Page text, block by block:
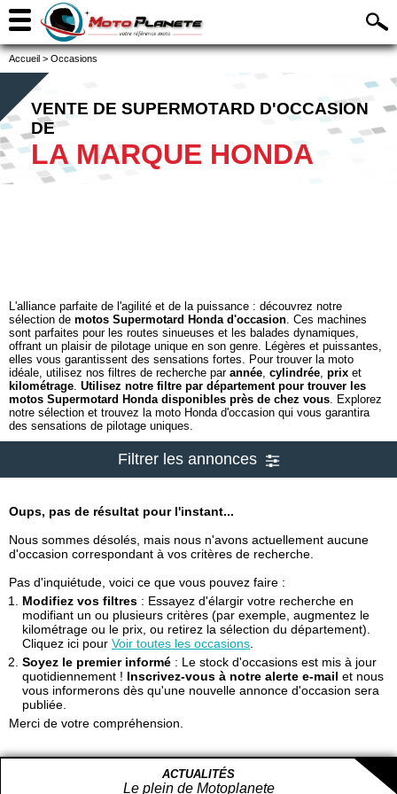
Accueil > Occasions
VENTE DE SUPERMOTARD D'OCCASION
DE
LA MARQUE HONDA
L'alliance parfaite de l'agilité et de la puissance : découvrez notre
sélection de motos Supermotard Honda d'occasion. Ces machines
sont parfaites pour les routes sinueuses et les balades dynamiques,
offrant un plaisir de pilotage unique en son genre. Légères et puissantes,
elles vous garantissent des sensations fortes. Pour trouver la moto
idéale, utilisez nos filtres de recherche par année, cylindrée, prix et
kilométrage. Utilisez notre filtre par département pour trouver les
motos Supermotard Honda disponibles près de chez vous. Explorez
notre sélection et trouvez la moto Honda d'occasion qui vous garantira
des sensations de pilotage uniques.
Filtrer les annonces
Oups, pas de résultat pour l'instant...
Nous sommes désolés, mais nous n'avons actuellement aucune
d'occasion correspondant à vos critères de recherche.
Pas d'inquiétude, voici ce que vous pouvez faire :
Modifiez vos filtres : Essayez d'élargir votre recherche en
modifiant un ou plusieurs critères (par exemple, augmentez le
kilométrage ou le prix, ou retirez la sélection du département).
Cliquez ici pour Voir toutes les occasions
Soyez le premier informé : Le stock d'occasions est mis à jour
quotidiennement ! Inscrivez-vous à notre alerte e-mail et nous
vous informerons dès qu'une nouvelle annonce d'occasion sera
publiée.
Merci de votre compréhension.
ACTUALITÉS
Le plein de Motoplanete